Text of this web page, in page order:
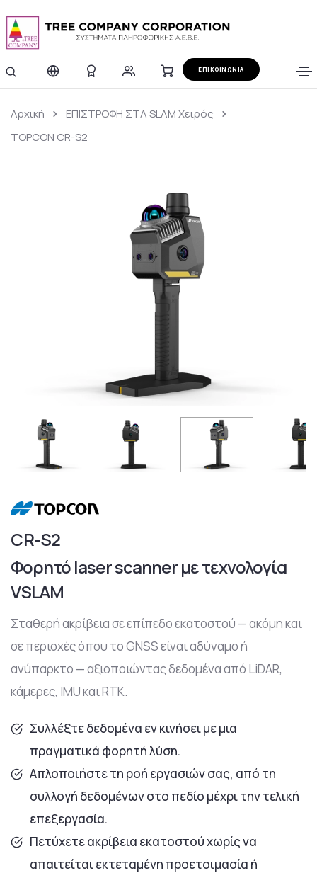
ΕΠΙΚΟΙΝΩΝΙΑ
Αρχική
ΕΠΙΣΤΡΟΦΗ ΣΤΑ SLAM Χειρός
TOPCON CR-S2
CR-S2
Φορητό laser scanner με τεχνολογία
VSLAM
Σταθερή ακρίβεια σε επίπεδο εκατοστού — ακόμη και
σε περιοχές όπου το GNSS είναι αδύναμο ή
ανύπαρκτο — αξιοποιώντας δεδομένα από LiDAR,
κάμερες, IMU και RTK.
Συλλέξτε δεδομένα εν κινήσει με μια
πραγματικά φορητή λύση.
Απλοποιήστε τη ροή εργασιών σας, από τη
συλλογή δεδομένων στο πεδίο μέχρι την τελική
επεξεργασία.
Πετύχετε ακρίβεια εκατοστού χωρίς να
απαιτείται εκτεταμένη προετοιμασία ή